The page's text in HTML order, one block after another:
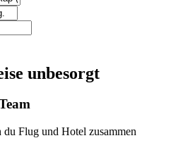
unbesorgt
du Flug und Hotel zusammen